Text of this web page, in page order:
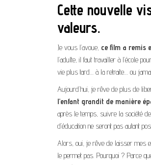
Cette nouvelle
valeurs.
Je vous l’avoue, ce film a remis
l’adulte, il faut travailler à l’école
vie plus tard… à la retraite… ou
Aujourd’hui, je rêve de plus de
l’enfant grandit de manière
après le temps, suivre la société
d’éducation ne seront pas autant
Alors, oui, je rêve de laisser mes
le permet pas. Pourquoi ? Parce